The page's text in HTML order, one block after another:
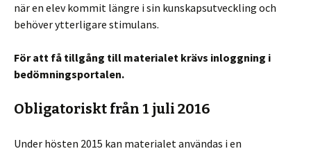
när en elev kommit längre i sin kunskapsutveckling och
behöver ytterligare stimulans.
För att få tillgång till materialet krävs inloggning i
bedömningsportalen.
Obligatoriskt från 1 juli 2016
Under hösten 2015 kan materialet användas i en